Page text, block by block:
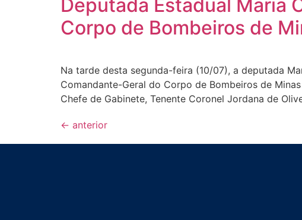
Deputada Estadual Maria
Corpo de Bombeiros de
Na tarde desta segunda-feira (10/07), a deputada
Comandante-Geral do Corpo de Bombeiros de
Chefe de Gabinete, Tenente Coronel Jordana de
← anterior